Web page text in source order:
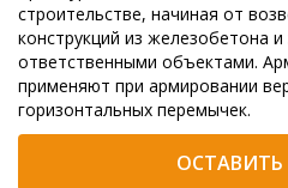
строительстве, начиная от
конструкций из железобетона и
ответственными объектами.
применяют при армировании
горизонтальных перемычек.
ОСТАВИТЬ